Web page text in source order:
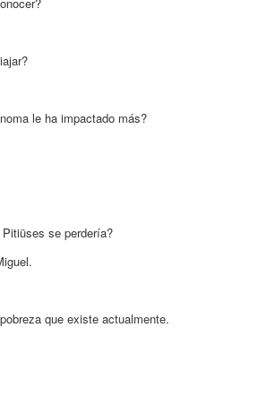
le ha impactado más?
se perdería?
que existe actualmente.